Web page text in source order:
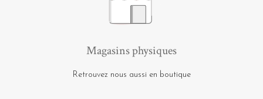
Magasins physiques
Retrouvez nous aussi en boutique